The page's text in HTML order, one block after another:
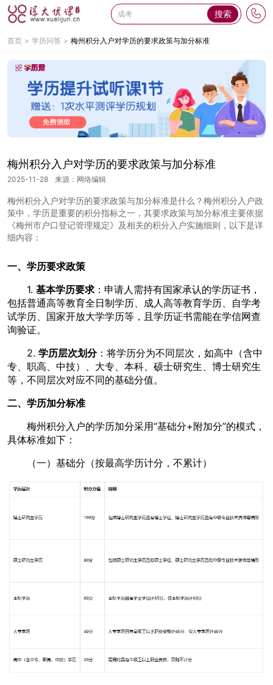
搜索
首页 学历问答 梅州积分入户对学历的要求政策与加分标准
梅州积分入户对学历的要求政策与加分标准
2025-11-28 来源：网络编辑
梅州积分入户对学历的要求政策与加分标准是什么？梅州积分入户政
策中，学历是重要的积分指标之一，其要求政策与加分标准主要依据
《梅州市户口登记管理规定》及相关的积分入户实施细则，以下是详
细内容：
一、学历要求政策
1. 基本学历要求 ：申请人需持有国家承认的学历证书，
包括普通高等教育全日制学历、成人高等教育学历、自学考
试学历、国家开放大学学历等，且学历证书需能在学信网查
询验证。
2. 学历层次划分：将学历分为不同层次，如高中（含中
专、职高、中技）、大专、本科、硕士研究生、博士研究生
等，不同层次对应不同的基础分值。
二、学历加分标准
梅州积分入户的学历加分采用“基础分+附加分”的模式，
具体标准如下：
（一）基础分（按最高学历计分，不累计）